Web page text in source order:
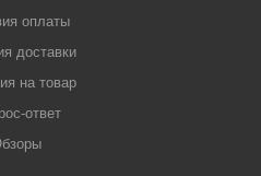
оплаты
доставки
на товар
ответ